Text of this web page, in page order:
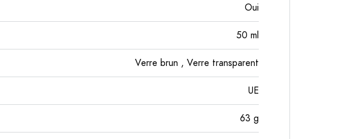
Oui
50 ml
Verre brun , Verre transparent
UE
63 g